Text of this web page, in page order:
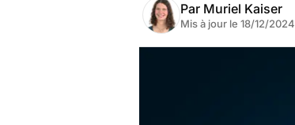
Par Muriel Kaiser
Mis à jour le 18/12/2024